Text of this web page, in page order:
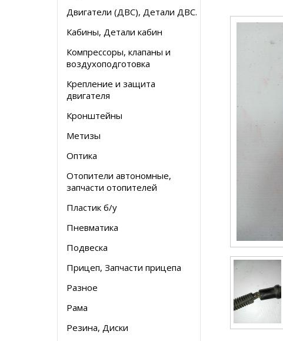
Двигатели (ДВС), Детали ДВС.
Кабины, Детали кабин
Компрессоры, клапаны и
воздухоподготовка
Крепление и защита
двигателя
Кронштейны
Метизы
Оптика
Отопители автономные,
запчасти отопителей
Пластик б/у
Пневматика
Подвеска
Прицеп, Запчасти прицепа
Разное
Рама
Резина, Диски